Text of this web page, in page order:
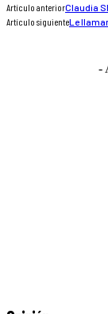
Artículo anteriorClaudia
Artículo siguienteLe
-